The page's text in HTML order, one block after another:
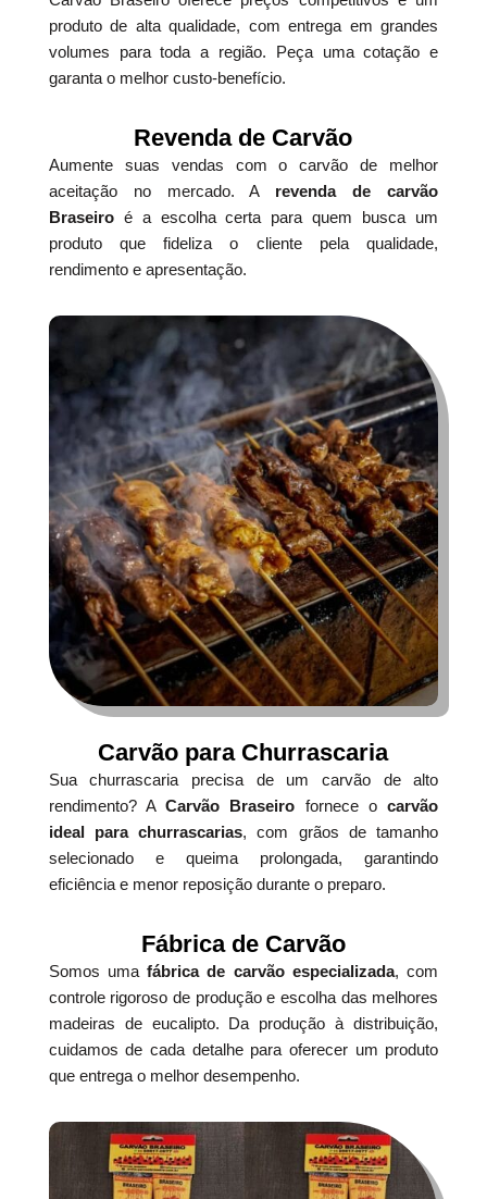
produto de alta qualidade, com entrega em grandes
volumes para toda a região. Peça uma cotação e
garanta o melhor custo-benefício.
Revenda de Carvão
Aumente suas vendas com o carvão de melhor
aceitação no mercado. A revenda de carvão
Braseiroé a escolha certa para quem busca um
produto que fideliza o cliente pela qualidade,
rendimento e apresentação.
Carvão para Churrascaria
Sua churrascaria precisa de um carvão de alto
rendimento? ACarvão Braseiro fornece ocarvão
ideal para churrascarias, com grãos de tamanho
selecionado e queima prolongada, garantindo
eficiência e menor reposição durante o preparo.
Fábrica de Carvão
Somos umafábrica de carvão especializada, com
controle rigoroso de produção e escolha das melhores
madeiras de eucalipto. Da produção à distribuição,
cuidamos de cada detalhe para oferecer um produto
que entrega o melhor desempenho.